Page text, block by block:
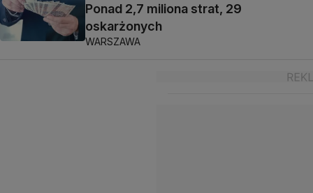
Ponad 2,7 miliona strat, 29
oskarżonych
WARSZAWA